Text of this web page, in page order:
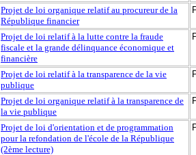
Projet de loi organique relatif au procureur de la
République financier
Projet de loi relatif à la lutte contre la fraude
fiscale et la grande délinquance économique et
financière
Projet de loi relatif à la transparence de la vie
publique
Projet de loi organique relatif à la transparence de
la vie publique
Projet de loi d'orientation et de programmation
pour la refondation de l'école de la République
(2ème lecture)